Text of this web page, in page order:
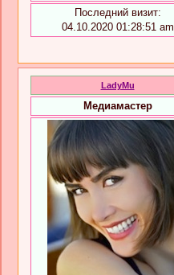
Последний визит:
04.10.2020 01:28:51 am
LadyMu
Медиамастер